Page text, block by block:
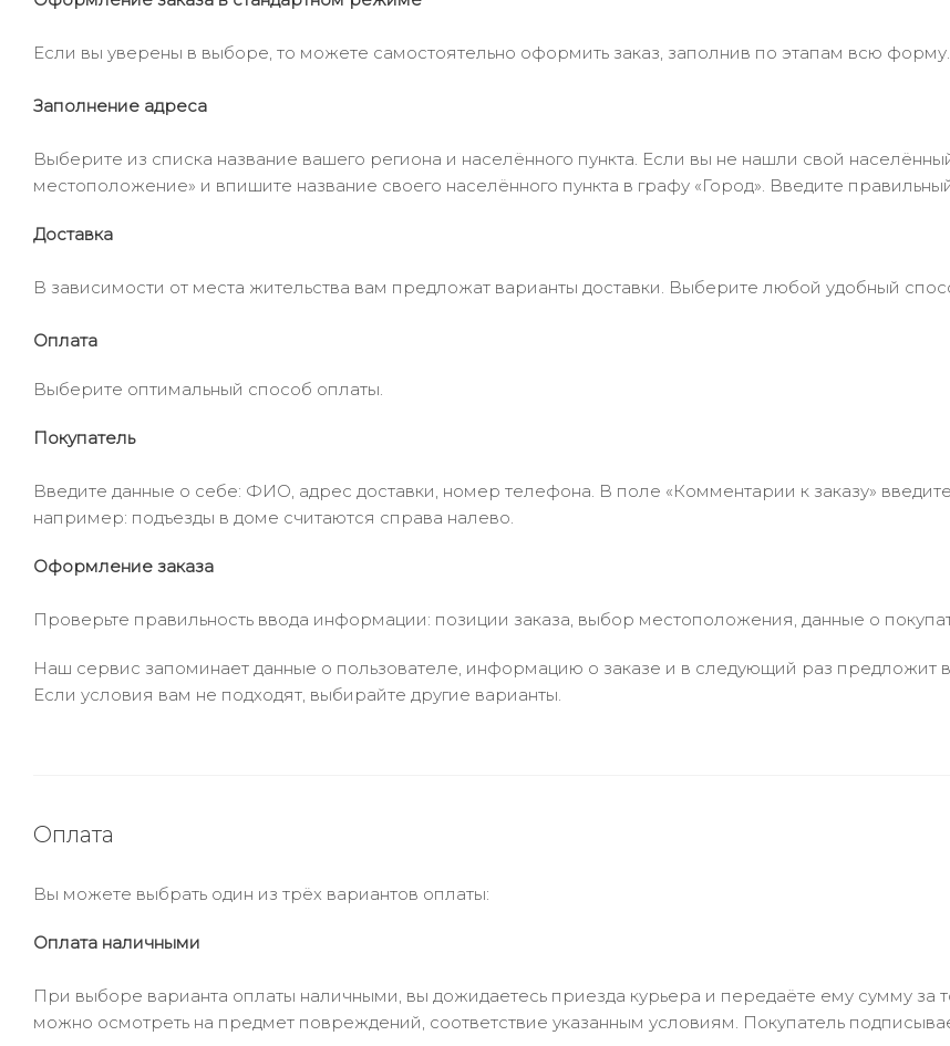
Если вы уверены в выборе, то можете самостоятельно оформить заказ, заполнив по этапам всю форму.
Заполнение адреса
Выберите из списка название вашего региона и населённого пункта. Если вы не нашли свой
местоположение» и впишите название своего населённого пункта в графу «Город». Введите
Доставка
В зависимости от места жительства вам предложат варианты доставки. Выберите любой удобный
Оплата
Выберите оптимальный способ оплаты.
Покупатель
Введите данные о себе: ФИО, адрес доставки, номер телефона. В поле «Комментарии к заказу»
например: подъезды в доме считаются справа налево.
Оформление заказа
Проверьте правильность ввода информации: позиции заказа, выбор местоположения, данные о
Наш сервис запоминает данные о пользователе, информацию о заказе и в следующий раз предложит
Если условия вам не подходят, выбирайте другие варианты.
Оплата
Вы можете выбрать один из трёх вариантов оплаты:
Оплата наличными
При выборе варианта оплаты наличными, вы дожидаетесь приезда курьера и передаёте ему сумму за
можно осмотреть на предмет повреждений, соответствие указанным условиям. Покупатель